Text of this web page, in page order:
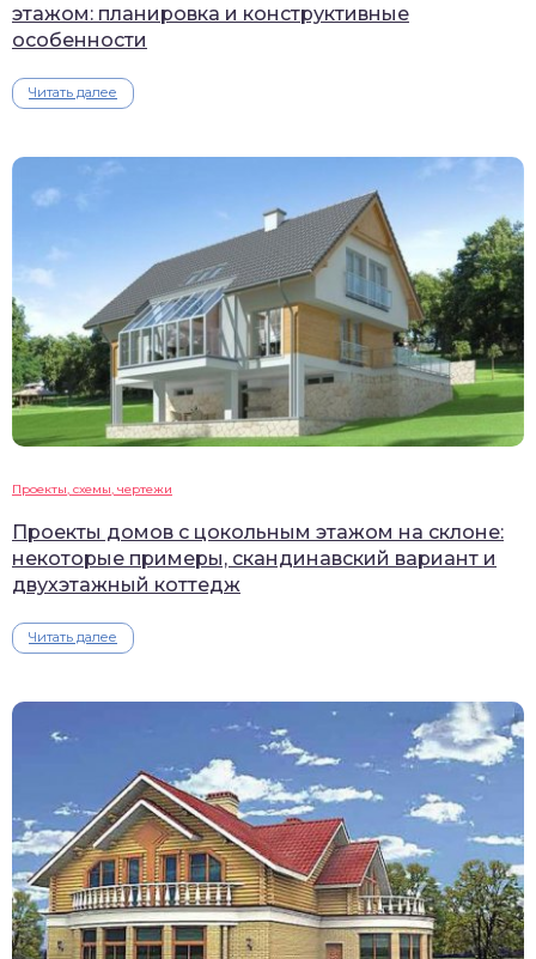
этажом: планировка и конструктивные
особенности
Читать далее
Проекты, схемы, чертежи
Проекты домов с цокольным этажом на склоне:
некоторые примеры, скандинавский вариант и
двухэтажный коттедж
Читать далее